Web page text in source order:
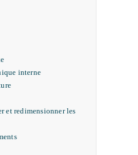
interne
et redimensionner les